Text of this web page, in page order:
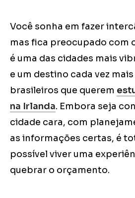
Você sonha em fazer
mas fica preocupado com
é uma das cidades mais
e um destino cada vez
brasileiros que querem
na Irlanda. Embora seja
cidade cara, com
as informações certas, é
possível viver uma
quebrar o orçamento.